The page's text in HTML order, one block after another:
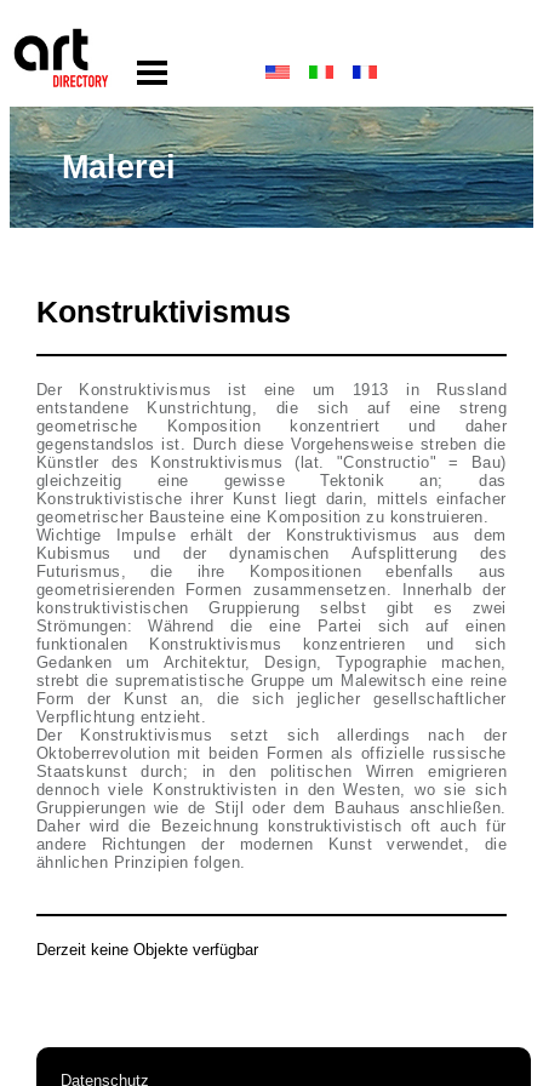
Malerei
Konstruktivismus
Der Konstruktivismus ist eine um 1913 in Russland
entstandene Kunstrichtung, die sich auf eine streng
geometrische Komposition konzentriert und daher
gegenstandslos ist. Durch diese Vorgehensweise streben die
Künstler des Konstruktivismus (lat. "Constructio" = Bau)
gleichzeitig eine gewisse Tektonik an; das
Konstruktivistische ihrer Kunst liegt darin, mittels einfacher
geometrischer Bausteine eine Komposition zu konstruieren.
Wichtige Impulse erhält der Konstruktivismus aus dem
Kubismus und der dynamischen Aufsplitterung des
Futurismus, die ihre Kompositionen ebenfalls aus
geometrisierenden Formen zusammensetzen. Innerhalb der
konstruktivistischen Gruppierung selbst gibt es zwei
Strömungen: Während die eine Partei sich auf einen
funktionalen Konstruktivismus konzentrieren und sich
Gedanken um Architektur, Design, Typographie machen,
strebt die suprematistische Gruppe um Malewitsch eine reine
Form der Kunst an, die sich jeglicher gesellschaftlicher
Verpflichtung entzieht.
Der Konstruktivismus setzt sich allerdings nach der
Oktoberrevolution mit beiden Formen als offizielle russische
Staatskunst durch; in den politischen Wirren emigrieren
dennoch viele Konstruktivisten in den Westen, wo sie sich
Gruppierungen wie de Stijl oder dem Bauhaus anschließen.
Daher wird die Bezeichnung konstruktivistisch oft auch für
andere Richtungen der modernen Kunst verwendet, die
ähnlichen Prinzipien folgen.
Derzeit keine Objekte verfügbar
Datenschutz